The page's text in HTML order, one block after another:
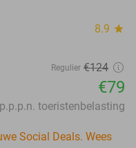
8.9 star
Regulier €124
€79
toeristenbelasting
Social Deals. Wees